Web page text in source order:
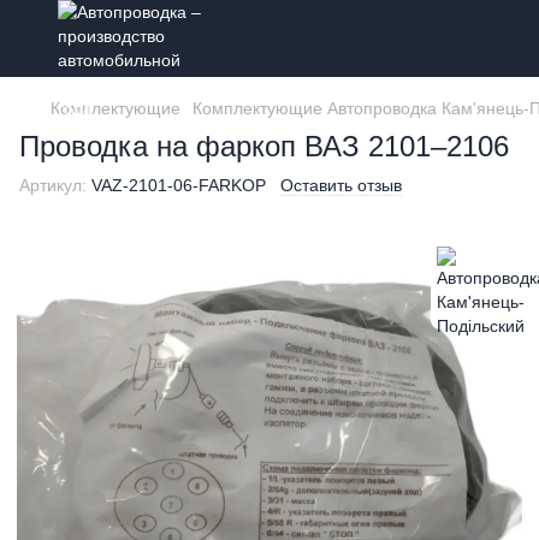
Комплектующие Комплектующие Автопроводка Кам'янець-
Проводка на фаркоп ВАЗ 2101–2106
Артикул: VAZ-2101-06-FARKOP Оставить отзыв